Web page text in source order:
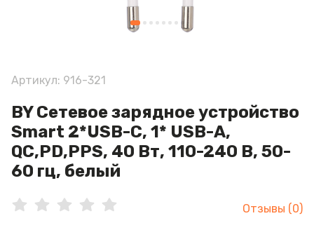
Артикул: 916-321
BY Сетевое зарядное устройство
Smart 2*USB-C, 1* USB-A,
QC,PD,PPS, 40 Вт, 110-240 В, 50-
60 гц, белый
Отзывы (0)